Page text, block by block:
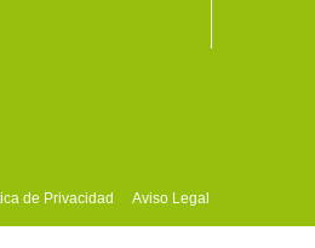
de Privacidad Aviso Legal